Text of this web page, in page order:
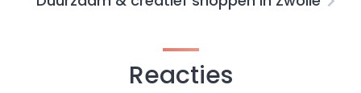
Reacties